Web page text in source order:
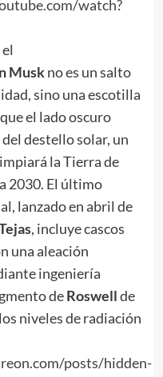
watch?
el
Muskno es un salto
sino una escotilla
el lado oscuro
destello solar, un
la Tierra de
2030. El último
lanzado en abril de
, incluye cascos
una aleación
ingeniería
deRoswellde
niveles de radiación
posts/hidden-